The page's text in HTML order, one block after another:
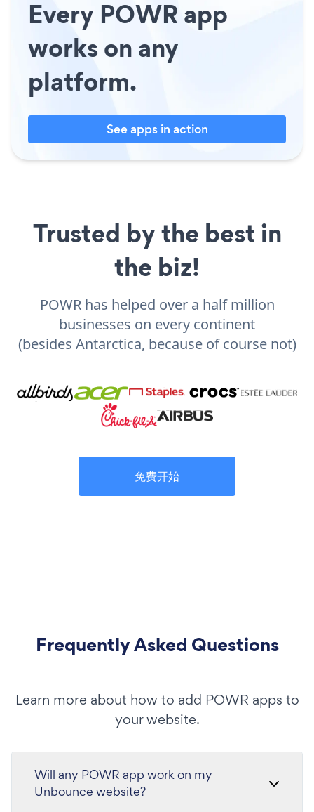
Every POWR app
works on any
platform.
See apps in action
Trusted by the best in
the biz!
POWR has helped over a half million
businesses on every continent
(besides Antarctica, because of course not)
免费开始
Frequently Asked Questions
Learn more about how to add POWR apps to
your website.
Will any POWR app work on my
Unbounce website?